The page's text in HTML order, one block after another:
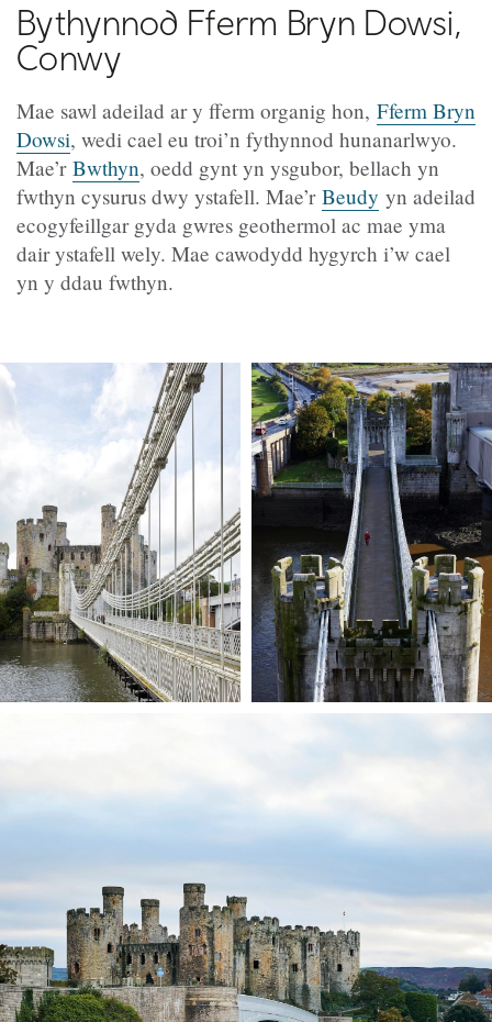
Bythynnod Fferm Bryn Dowsi,
Conwy
Mae sawl adeilad ar y fferm organig hon, Fferm Bryn
Dowsi, wedi cael eu troi’n fythynnod hunanarlwyo.
Mae’r Bwthyn, oedd gynt yn ysgubor, bellach yn
fwthyn cysurus dwy ystafell. Mae’r Beudy yn adeilad
ecogyfeillgar gyda gwres geothermol ac mae yma
dair ystafell wely. Mae cawodydd hygyrch i’w cael
yn y ddau fwthyn.